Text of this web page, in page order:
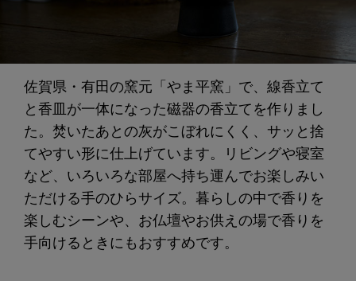
佐賀県・有田の窯元「やま平窯」で、線香立て
と香皿が一体になった磁器の香立てを作りまし
た。焚いたあとの灰がこぼれにくく、サッと捨
てやすい形に仕上げています。リビングや寝室
など、いろいろな部屋へ持ち運んでお楽しみい
ただける手のひらサイズ。暮らしの中で香りを
楽しむシーンや、お仏壇やお供えの場で香りを
手向けるときにもおすすめです。